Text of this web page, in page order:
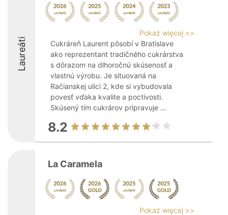
Laureáti
Pokaż więcej >>
Cukráreň Laurent pôsobí v Bratislave
ako reprezentant tradičného cukrárstva
s dôrazom na dlhoročnú skúsenosť a
vlastnú výrobu. Je situovaná na
Račianskej ulici 2, kde si vybudovala
povesť vďaka kvalite a poctivosti.
Skúsený tím cukrárov pripravuje ...
8.2
La Caramela
Pokaż więcej >>